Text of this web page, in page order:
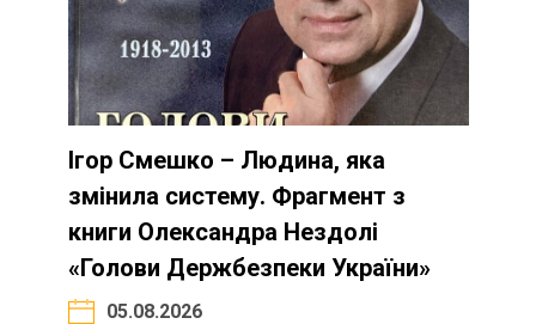
Ігор Смешко – Людина, яка
змінила систему. Фрагмент з
книги Олександра Нездолі
«Голови Держбезпеки України»
05.08.2026